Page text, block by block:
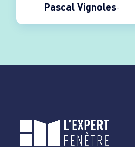
Pascal Vignoles